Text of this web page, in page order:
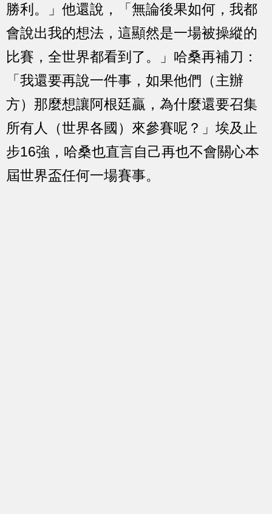
勝利。」他還說，「無論後果如何，我都
會說出我的想法，這顯然是一場被操縱的
比賽，全世界都看到了。」哈桑再補刀：
「我還要再說一件事，如果他們（主辦
方）那麼想讓阿根廷贏，為什麼還要召集
所有人（世界各國）來參賽呢？」埃及止
步16強，哈桑也直言自己再也不會關心本
屆世界盃任何一場賽事。